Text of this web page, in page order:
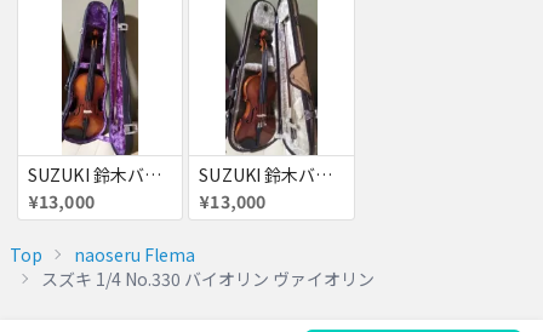
SUZUKI 鈴木バイオリン スズキ 1/4 No.240 バイオリン ヴァイオリン
¥13,000
SUZUKI 鈴木バイオリン スズキ 1/8 No.200 バイオリン ヴァイオリン
¥13,000
Top
naoseru Flema
スズキ 1/4 No.330 バイオリン ヴァイオリン